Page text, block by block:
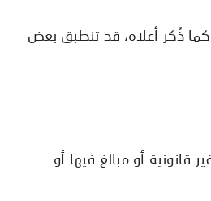
كما ذُكر أعلاه، قد تنطبق بعض
أو مبالغ فيها أو